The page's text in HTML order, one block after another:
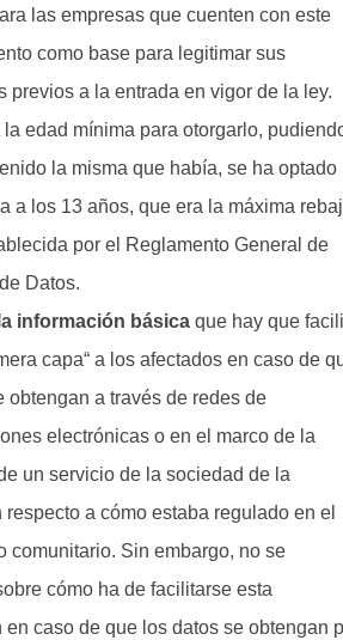
las empresas que cuenten con este
como base para legitimar sus
previos a la entrada en vigor de la ley.
la edad mínima para otorgarlo,
la misma que había, se ha optado
a los 13 años, que era la máxima
por el Reglamento General de
Datos.
información básica que hay que
capa“ a los afectados en caso de
obtengan a través de redes de
electrónicas o en el marco de la
un servicio de la sociedad de la
respecto a cómo estaba regulado en el
comunitario. Sin embargo, no se
cómo ha de facilitarse esta
en caso de que los datos se obtengan